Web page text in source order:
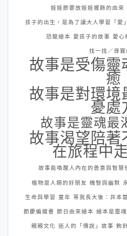
娃娃節要放娃娃擺飾的由來
孩子的出生，是為了讓大人學習「愛」
恐龍繪本 愛孩子的故事 愛心
找一找／尋寶
故事是受傷靈
癒
故事是對環境
憂處
故事是靈魂最
故事渴望陪著
在旅程中
故事能喚醒人內在的善意與智慧
植物是人類的好朋友 機智與幽默
生命與學習 童年 等我長大後：井本
節慶編織書 節日由來繪本 繪本是靈
親親文化 迷人的「傳說」故事 鉤